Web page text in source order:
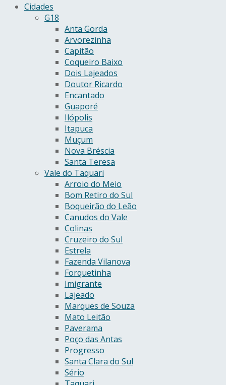
Cidades
G18
Anta Gorda
Arvorezinha
Capitão
Coqueiro Baixo
Dois Lajeados
Doutor Ricardo
Encantado
Guaporé
Ilópolis
Itapuca
Muçum
Nova Bréscia
Santa Teresa
Vale do Taquari
Arroio do Meio
Bom Retiro do Sul
Boqueirão do Leão
Canudos do Vale
Colinas
Cruzeiro do Sul
Estrela
Fazenda Vilanova
Forquetinha
Imigrante
Lajeado
Marques de Souza
Mato Leitão
Paverama
Poço das Antas
Progresso
Santa Clara do Sul
Sério